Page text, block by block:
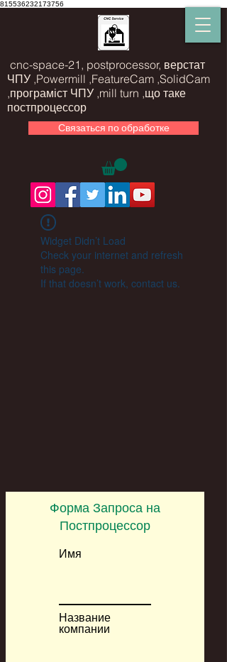
815536232173756
cnc-space-21, postprocessor, верстат
ЧПУ ,Powermill ,FeatureCam ,SolidCam
,програміст ЧПУ ,mill turn ,що таке
постпроцессор
Связаться по обработке
Widget Didn’t Load
Check your internet and refresh
this page.
If that doesn’t work, contact us.
Форма Запроса на
Постпроцессор
Имя
Название
компании